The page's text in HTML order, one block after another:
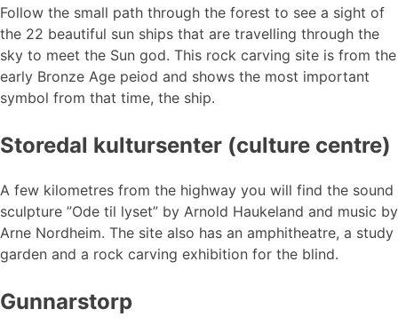
Follow the small path through the forest to see a sight of
the 22 beautiful sun ships that are travelling through the
sky to meet the Sun god. This rock carving site is from the
early Bronze Age peiod and shows the most important
symbol from that time, the ship.
Storedal kultursenter (culture centre)
A few kilometres from the highway you will find the sound
sculpture ”Ode til lyset” by Arnold Haukeland and music by
Arne Nordheim. The site also has an amphitheatre, a study
garden and a rock carving exhibition for the blind.
Gunnarstorp